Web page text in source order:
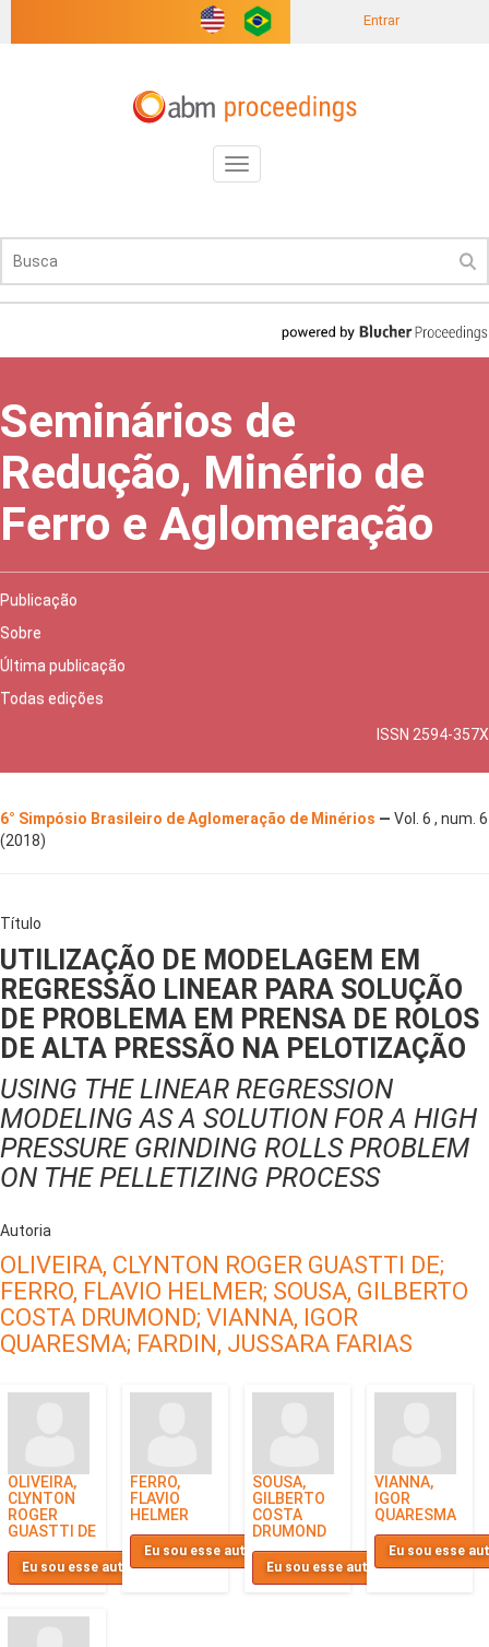
Entrar
Toggle
navigation
Seminários de
Redução, Minério de
Ferro e Aglomeração
Publicação
Sobre
Última publicação
Todas edições
ISSN 2594-357X
6° Simpósio Brasileiro de Aglomeração de Minérios — Vol. 6 , num. 6
(2018)
Título
UTILIZAÇÃO DE MODELAGEM EM
REGRESSÃO LINEAR PARA SOLUÇÃO
DE PROBLEMA EM PRENSA DE ROLOS
DE ALTA PRESSÃO NA PELOTIZAÇÃO
USING THE LINEAR REGRESSION
MODELING AS A SOLUTION FOR A HIGH
PRESSURE GRINDING ROLLS PROBLEM
ON THE PELLETIZING PROCESS
Autoria
OLIVEIRA, CLYNTON ROGER GUASTTI DE;
FERRO, FLAVIO HELMER; SOUSA, GILBERTO
COSTA DRUMOND; VIANNA, IGOR
QUARESMA; FARDIN, JUSSARA FARIAS
OLIVEIRA,
CLYNTON
ROGER
GUASTTI DE
Eu sou esse autor
FERRO,
FLAVIO
HELMER
Eu sou esse autor
SOUSA,
GILBERTO
COSTA
DRUMOND
Eu sou esse autor
VIANNA,
IGOR
QUARESMA
Eu sou esse